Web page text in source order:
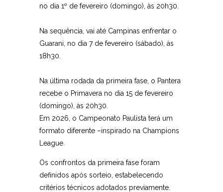
no dia 1º de fevereiro (domingo), às 20h30.
Na sequência, vai até Campinas enfrentar o
Guarani, no dia 7 de fevereiro (sábado), às
18h30.
Na última rodada da primeira fase, o Pantera
recebe o Primavera no dia 15 de fevereiro
(domingo), às 20h30.
Em 2026, o Campeonato Paulista terá um
formato diferente –inspirado na Champions
League.
Os confrontos da primeira fase foram
definidos após sorteio, estabelecendo
critérios técnicos adotados previamente.